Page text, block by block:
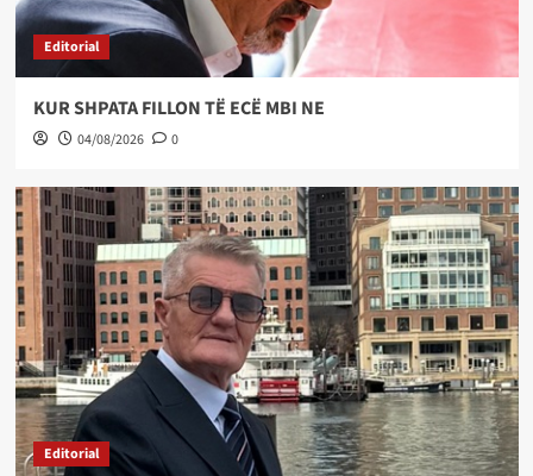
Editorial
KUR SHPATA FILLON TË ECË MBI NE
04/08/2026 0
Editorial